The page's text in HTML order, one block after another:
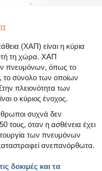
(ΧΑΠ) είναι η κύρια
τη χώρα. ΧΑΠ
πνευμόνων, όπως το
το σύνολο των οποίων
πλειονότητα των
ο κύριος ένοχος.
συχνά δεν
τους, όταν η ασθένεια έχει
των πνευμόνων
ανεπανόρθωτα.
δοκιμές και τα